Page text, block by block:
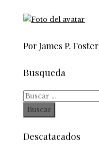
Por James P. Foster
Busqueda
Buscar:
Descatacados